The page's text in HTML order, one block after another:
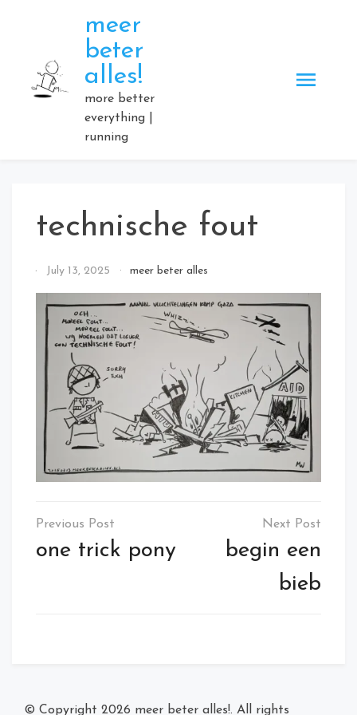
meer
beter
alles!
more better
everything |
running
technische fout
ByJuly 13, 2025 meer beter alles
Post
navigation
one trick pony
begin een
bieb
© Copyright 2026 meer beter alles!. All rights